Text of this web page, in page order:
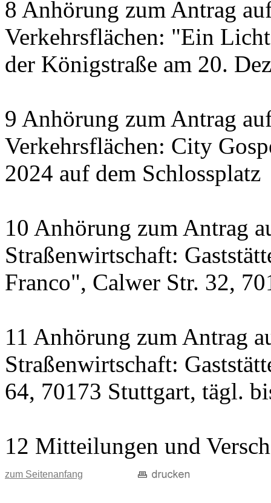
8 Anhörung zum Antrag
Verkehrsflächen: "Ein
der Königstraße am 20.
9 Anhörung zum Antrag
Verkehrsflächen: City
2024 auf dem Schlossplatz
10 Anhörung zum Antrag
Straßenwirtschaft:
Franco", Calwer Str. 32,
11 Anhörung zum Antrag
Straßenwirtschaft:
64, 70173 Stuttgart, tägl.
12 Mitteilungen und
zum Seitenanfang